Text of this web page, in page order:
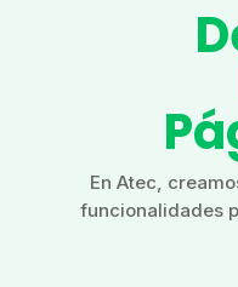
En Atec,
funcionalidades